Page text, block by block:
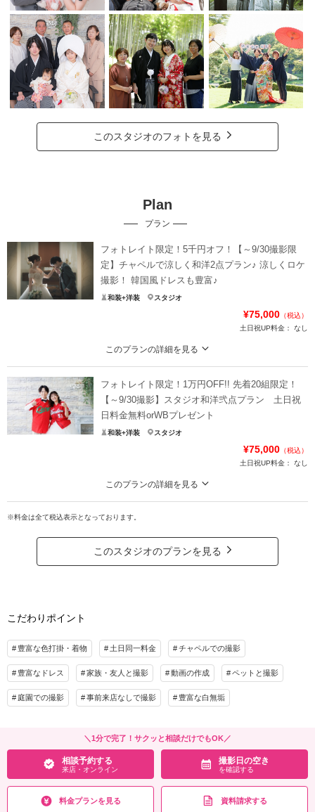
このスタジオのフォトを見る
Plan
プラン
フォトレイト限定！5千円オフ！【～9/30撮影限
定】チャペルで涼しく和洋2点プラン♪ 涼しくロケ
撮影！ 韓国風ドレスも豊富♪
和装+洋装 スタジオ
¥75,000 （税込）
土日祝UP料金：
なし
このプランの詳細を見る
★130データ最短3～5営業日納品可能★靴・ドレス用インナー・撮影小物・ブ
ーケ・髪飾り・アクセサリー無料貸出！
※別途申請料22,000円がかかります。
【特典】
ヘアメイク
撮影データ（トリミング・色味補正済み・5日以内に納品可能）・ブーケ・撮影小
物・髪飾り・美容同行・撮影アイテム（※持込OK）・肌着・足袋等の衣裳小物
相談予約する
来店・オンライン
撮影日の空き
を確認する
フォトレイト限定！1万円OFF!! 先着20組限定！
【～9/30撮影】スタジオ和洋弐点プラン 土日祝
日料金無料orWBプレゼント
和装+洋装 スタジオ
¥75,000 （税込）
土日祝UP料金：
なし
このプランの詳細を見る
スタジオで和装・洋装両方が撮影できるプラン♪ データ１２０カット付
新婦様：和装１着・洋装１着（着付け・ヘアメイク）
撮影料
着付け ヘアメイク
アルバム データ 120カット 台紙付写真
衣装追加 会食 挙式
家族と撮影 家族用衣装レンタル
物・髪飾り・美容同行・撮影アイテム（※持込OK）・肌着・足袋等の衣裳小物
相談予約する
来店・オンライン
撮影日の空き
を確認する
※料金は全て税込表示となっております。
このスタジオのプランを見る
こだわりポイント
豊富な色打掛・着物 土日同一料金 チャペルでの撮影
豊富なドレス 家族・友人と撮影 動画の作成 ペットと撮影
庭園での撮影 事前来店なしで撮影 豊富な白無垢
＼1分で完了！サクッと相談だけでもOK／
相談予約する
来店・オンライン
撮影日の空き
を確認する
料金プランを見る 資料請求する